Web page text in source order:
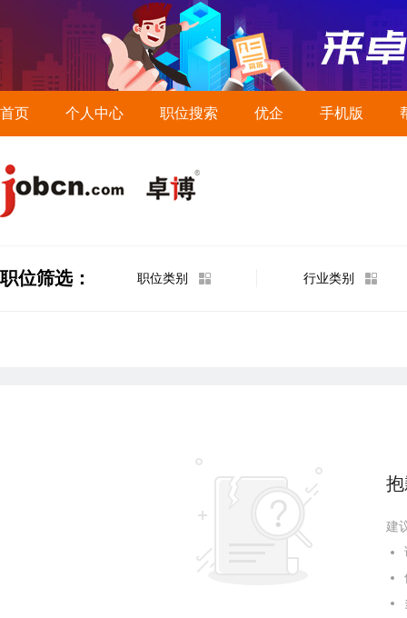
首页 个人中心 职位搜索 优企 手机版
职位筛选： 职位类别 行业类别
建